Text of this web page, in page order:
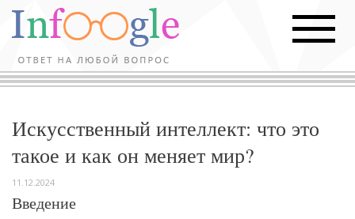
Искусственный интеллект: что это
такое и как он меняет мир?
11.12.2024
Введение